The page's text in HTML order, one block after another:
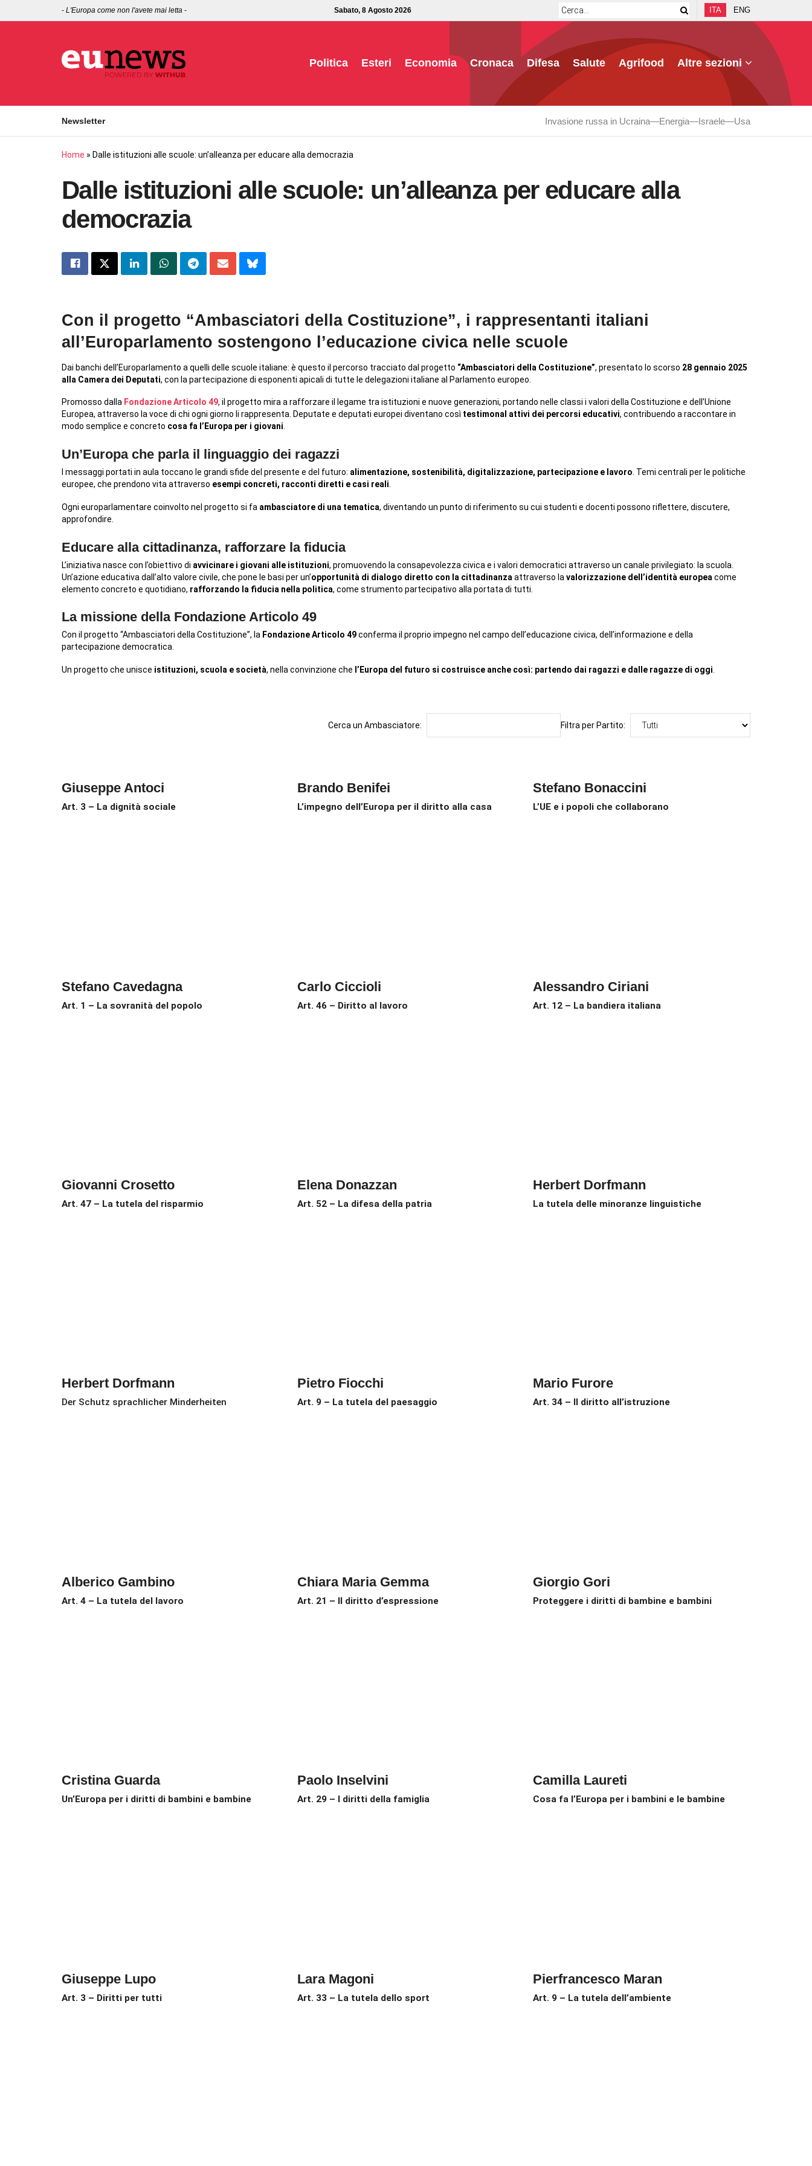
- L'Europa come non l'avete mai letta - Sabato, 8 Agosto 2026 ITA ENG
Politica Esteri Economia Cronaca Difesa Salute Agrifood Altre sezioni
Newsletter Invasione russa in Ucraina Energia Israele Usa
Home » Dalle istituzioni alle scuole: un’alleanza per educare alla democrazia
Dalle istituzioni alle scuole: un’alleanza per educare alla
democrazia
Con il progetto “Ambasciatori della Costituzione”, i rappresentanti italiani
all’Europarlamento sostengono l’educazione civica nelle scuole
Dai banchi dell’Europarlamento a quelli delle scuole italiane: è questo il percorso tracciato dal progetto “Ambasciatori della Costituzione”, presentato lo scorso 28 gennaio 2025
alla Camera dei Deputati, con la partecipazione di esponenti apicali di tutte le delegazioni italiane al Parlamento europeo.
Promosso dalla Fondazione Articolo 49, il progetto mira a rafforzare il legame tra istituzioni e nuove generazioni, portando nelle classi i valori della Costituzione e dell’Unione
Europea, attraverso la voce di chi ogni giorno li rappresenta. Deputate e deputati europei diventano così testimonal attivi dei percorsi educativi, contribuendo a raccontare in
modo semplice e concreto cosa fa l’Europa per i giovani.
Un’Europa che parla il linguaggio dei ragazzi
I messaggi portati in aula toccano le grandi sfide del presente e del futuro: alimentazione, sostenibilità, digitalizzazione, partecipazione e lavoro. Temi centrali per le politiche
europee, che prendono vita attraverso esempi concreti, racconti diretti e casi reali.
Ogni europarlamentare coinvolto nel progetto si fa ambasciatore di una tematica, diventando un punto di riferimento su cui studenti e docenti possono riflettere, discutere,
approfondire.
Educare alla cittadinanza, rafforzare la fiducia
L’iniziativa nasce con l’obiettivo di avvicinare i giovani alle istituzioni, promuovendo la consapevolezza civica e i valori democratici attraverso un canale privilegiato: la scuola.
Un’azione educativa dall’alto valore civile, che pone le basi per un’opportunità di dialogo diretto con la cittadinanza attraverso la valorizzazione dell’identità europea come
elemento concreto e quotidiano, rafforzando la fiducia nella politica, come strumento partecipativo alla portata di tutti.
La missione della Fondazione Articolo 49
Con il progetto “Ambasciatori della Costituzione”, la Fondazione Articolo 49conferma il proprio impegno nel campo dell’educazione civica, dell’informazione e della
partecipazione democratica.
Un progetto che unisce istituzioni, scuola e società, nella convinzione che l’Europa del futuro si costruisce anche così: partendo dai ragazzi e dalle ragazze di oggi
Cerca un Ambasciatore: Filtra per Partito:
Giuseppe Antoci
Art. 3 – La dignità sociale
Brando Benifei
L’impegno dell’Europa per il diritto alla casa
Stefano Bonaccini
L’UE e i popoli che collaborano
Stefano Cavedagna
Art. 1 – La sovranità del popolo
Carlo Ciccioli
Art. 46 – Diritto al lavoro
Alessandro Ciriani
Art. 12 – La bandiera italiana
Giovanni Crosetto
Art. 47 – La tutela del risparmio
Elena Donazzan
Art. 52 – La difesa della patria
Herbert Dorfmann
La tutela delle minoranze linguistiche
Herbert Dorfmann
Der Schutz sprachlicher Minderheiten
Pietro Fiocchi
Art. 9 – La tutela del paesaggio
Mario Furore
Art. 34 – Il diritto all’istruzione
Alberico Gambino
Art. 4 – La tutela del lavoro
Chiara Maria Gemma
Art. 21 – Il diritto d’espressione
Giorgio Gori
Proteggere i diritti di bambine e bambini
Cristina Guarda
Un’Europa per i diritti di bambini e bambine
Paolo Inselvini
Art. 29 – I diritti della famiglia
Camilla Laureti
Cosa fa l’Europa per i bambini e le bambine
Giuseppe Lupo
Art. 3 – Diritti per tutti
Lara Magoni
Art. 33 – La tutela dello sport
Pierfrancesco Maran
Art. 9 – La tutela dell’ambiente